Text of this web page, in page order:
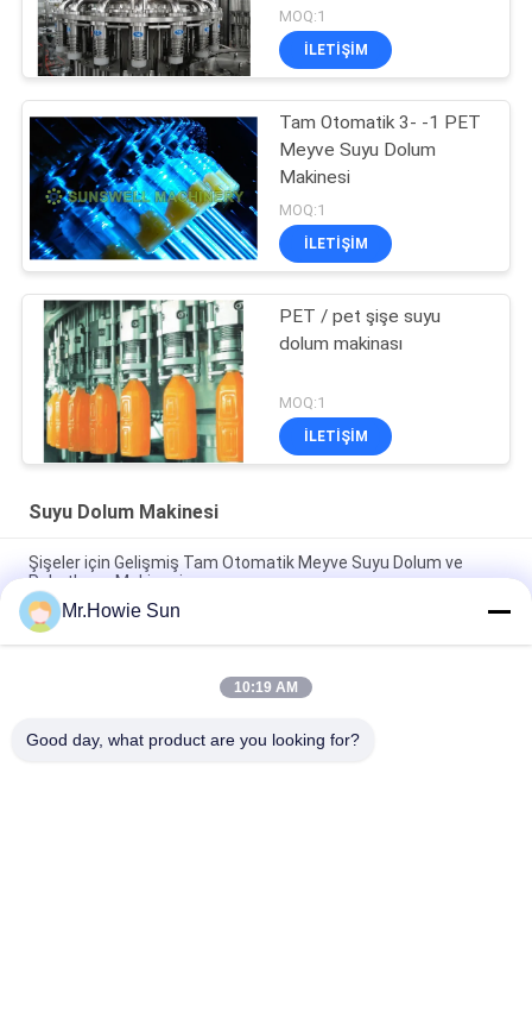
MOQ:1
İLETIŞIM
Tam Otomatik 3- -1 PET
Meyve Suyu Dolum
Makinesi
MOQ:1
İLETIŞIM
PET / pet şişe suyu
dolum makinası
MOQ:1
İLETIŞIM
Suyu Dolum Makinesi
Şişeler için Gelişmiş Tam Otomatik Meyve Suyu Dolum ve
Paketleme Makinesi
Verimli Tam Otomatik Meyve Suyu Şişeleme ve Paketleme
Ekipmanları
Verimli Tam Otomatik Meyve Suyu Şişeleme ve Paketleme
Mr.Howie Sun
10:19 AM
Good day, what product are you looking for?